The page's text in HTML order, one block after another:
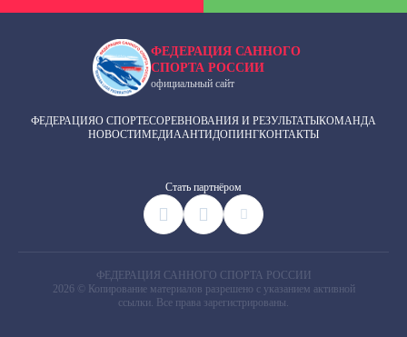
ФЕДЕРАЦИЯ САННОГО
СПОРТА РОССИИ
официальный сайт
ФЕДЕРАЦИЯО СПОРТЕСОРЕВНОВАНИЯ И РЕЗУЛЬТАТЫКОМАНДА
НОВОСТИМЕДИААНТИДОПИНГКОНТАКТЫ
Cтать партнёром
ФЕДЕРАЦИЯ САННОГО СПОРТА РОССИИ
2026 © Копирование материалов разрешено с указанием активной
ссылки. Все права зарегистрированы.